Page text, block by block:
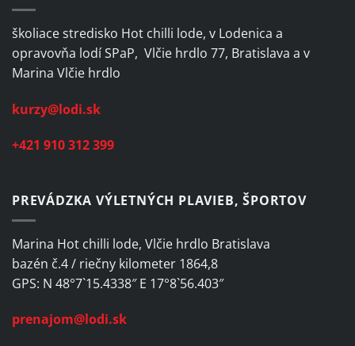
školiace stredisko Hot chilli lode, v Lodenica a
opravovňa lodí SPaP, Vlčie hrdlo 77, Bratislava a v
Marina Vlčie hrdlo
kurzy@lodi.sk
+421 910 312 399
PREVÁDZKA VÝLETNÝCH PLAVIEB, ŠPORTOV
Marina Hot chilli lode, Vlčie hrdlo Bratislava
bazén č.4 / riečny kilometer 1864,8
GPS: N 48°7`15.4338″ E 17°8`56.403″
prenajom@lodi.sk